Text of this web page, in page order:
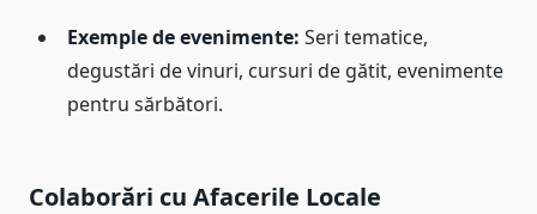
Exemple de evenimente: Seri tematice,
degustări de vinuri, cursuri de gătit, evenimente
pentru sărbători.
Colaborări cu Afacerile Locale